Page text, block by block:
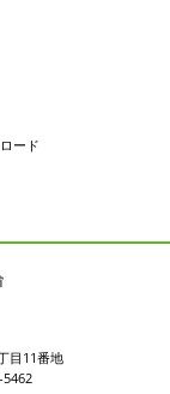
ード
目11番地